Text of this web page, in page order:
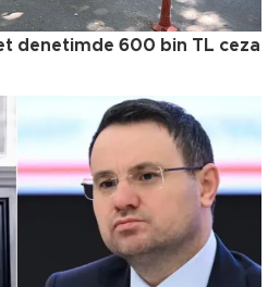
denetimde 600 bin TL ceza